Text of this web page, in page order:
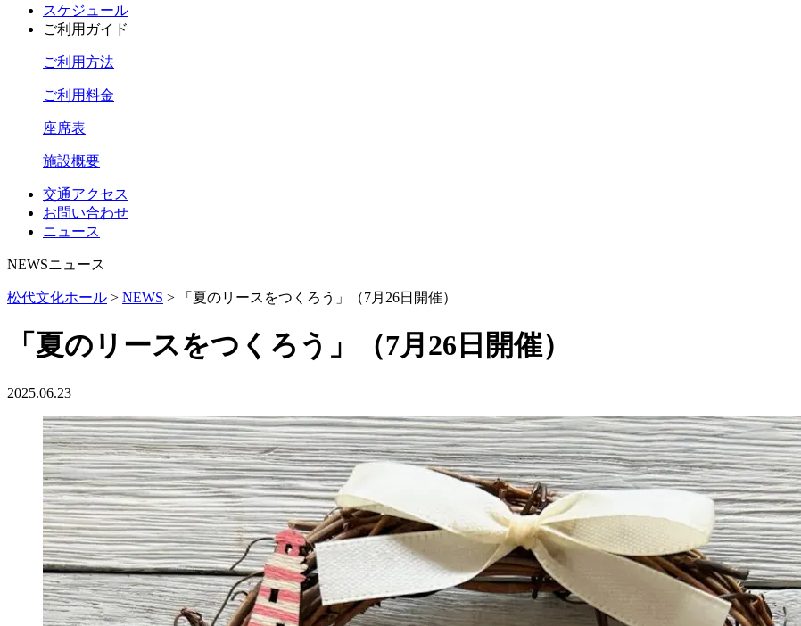
スケジュール
ご利用ガイド
ご利用方法
ご利用料金
座席表
施設概要
交通アクセス
お問い合わせ
ニュース
NEWSニュース
松代文化ホール > NEWS > 「夏のリースをつくろう」（7月26日開催）
「夏のリースをつくろう」（7月26日開催）
2025.06.23